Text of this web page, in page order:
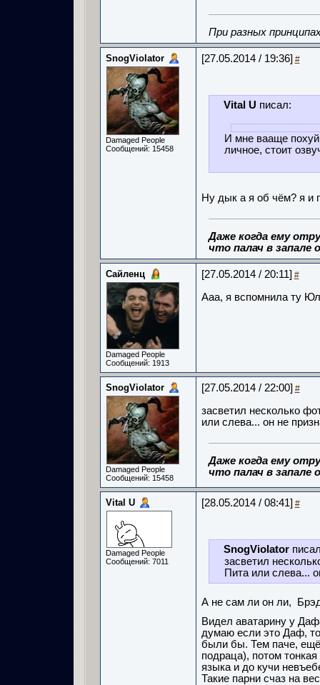
При разных
SnogViolator
Damaged People
Сообщений: 15458
[27.05.2014 / 19:36] #
Vital U писал:
И мне вааще
личное, стоит
Ну дык а я об чём? я и
Даже когда ему
что палач в запале
Сайленц
Damaged People
Сообщений: 1913
[27.05.2014 / 20:11] #
Ааа, я вспомнила ту
SnogViolator
Damaged People
Сообщений: 15458
[27.05.2014 / 22:00] #
засветил несколько
или слева... он не
Даже когда ему
что палач в запале
Vital U
Damaged People
Сообщений: 7011
[28.05.2014 / 08:41] #
SnogViolator
засветил
Пита или слева...
А не сам ли он ли,
Видел аватарину у
думаю если это Даф,
были бы. Тем паче, ещё
подраца), потом
языка и до кучи
Такие парни счаз на